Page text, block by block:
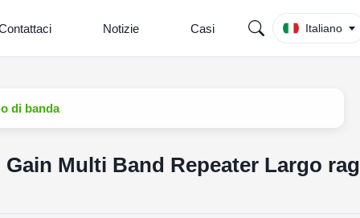
Notizie Casi Italiano
di banda
Multi Band Repeater Largo